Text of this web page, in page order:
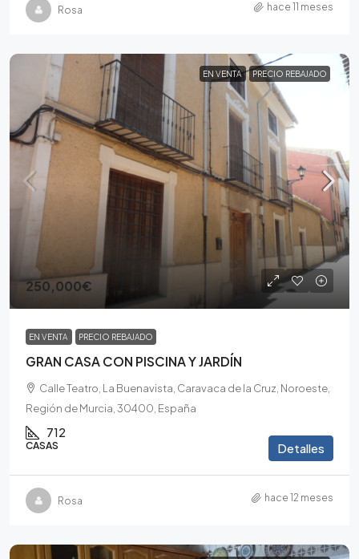
Rosa hace 11 meses
EN VENTA PRECIO REBAJADO
250,000€
EN VENTA PRECIO REBAJADO
GRAN CASA CON PISCINA Y JARDÍN
Calle Teatro, La Buenavista, Caravaca de la Cruz, Noroeste,
Región de Murcia, 30400, España
712
CASAS Detalles
Rosa hace 12 meses